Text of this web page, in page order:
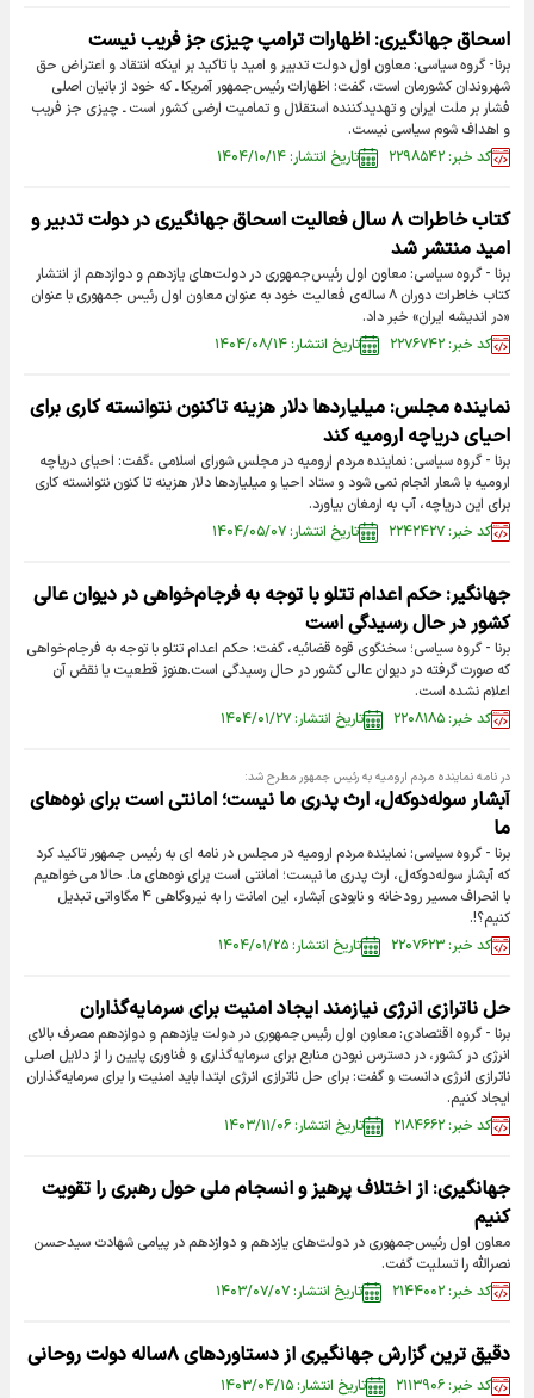
اسحاق جهانگیری: اظهارات ترامپ چیزی جز فریب نیست
برنا- گروه سیاسی: معاون اول دولت تدبیر و امید با تاکید بر اینکه انتقاد و اعتراض حق
شهروندان کشورمان است، گفت: اظهارات رئیس‌جمهور آمریکا ـ که خود از بانیان اصلی
فشار بر ملت ایران و تهدیدکننده استقلال و تمامیت ارضی کشور است ـ چیزی جز فریب
و اهداف شوم سیاسی نیست.
کد خبر: ۲۲۹۸۵۴۲
تاریخ انتشار: ۱۴۰۴/۱۰/۱۴
کتاب خاطرات ۸ سال فعالیت اسحاق جهانگیری در دولت تدبیر و
امید منتشر شد
برنا - گروه سیاسی: معاون اول رئیس‌جمهوری در دولت‌های یازدهم و دوازدهم از انتشار
کتاب خاطرات دوران ۸ ساله‌ی فعالیت خود به عنوان معاون اول رئیس جمهوری با عنوان
«در اندیشه ایران» خبر داد.
کد خبر: ۲۲۷۶۷۴۲
تاریخ انتشار: ۱۴۰۴/۰۸/۱۴
نماینده مجلس: میلیاردها دلار هزینه تاکنون نتوانسته کاری برای
احیای دریاچه ارومیه کند
برنا - گروه سیاسی: نماینده مردم ارومیه در مجلس شورای اسلامی ،گفت: احیای دریاچه
ارومیه با شعار انجام نمی شود و ستاد احیا و میلیاردها دلار هزینه تا کنون نتوانسته کاری
برای این دریاچه، آب به ارمغان بیاورد.
کد خبر: ۲۲۴۲۴۲۷
تاریخ انتشار: ۱۴۰۴/۰۵/۰۷
جهانگیر: حکم اعدام تتلو با توجه به فرجام‌خواهی در دیوان عالی
کشور در حال رسیدگی است
برنا - گروه سیاسی؛ سخنگوی قوه قضائیه، گفت: حکم اعدام تتلو با توجه به فرجام‌خواهی
که صورت گرفته در دیوان عالی کشور در حال رسیدگی است.هنوز قطعیت یا نقض آن
اعلام نشده است.
کد خبر: ۲۲۰۸۱۸۵
تاریخ انتشار: ۱۴۰۴/۰۱/۲۷
در نامه نماینده مردم ارومیه به رئیس جمهور مطرح شد:
آبشار سوله‌دوکه‌ل، ارث پدری ما نیست؛ امانتی است برای نوه‌های
ما
برنا - گروه سیاسی: نماینده مردم ارومیه در مجلس در نامه ای به رئیس جمهور تاکید کرد
که آبشار سوله‌دوکه‌ل، ارث پدری ما نیست؛ امانتی است برای نوه‌های ما. حالا می‌خواهیم
با انحراف مسیر رودخانه و نابودی آبشار، این امانت را به نیروگاهی ۴ مگاواتی تبدیل
کنیم؟!.
کد خبر: ۲۲۰۷۶۲۳
تاریخ انتشار: ۱۴۰۴/۰۱/۲۵
حل ناترازی انرژی نیازمند ایجاد امنیت برای سرمایه‌گذاران
برنا - گروه اقتصادی: معاون اول رئیس‌جمهوری در دولت یازدهم و دوازدهم مصرف بالای
انرژی در کشور، در دسترس نبودن منابع برای سرمایه‌گذاری و فناوری پایین را از دلایل اصلی
ناترازی انرژی دانست و گفت: برای حل ناترازی انرژی ابتدا باید امنیت را برای سرمایه‌گذاران
ایجاد کنیم.
کد خبر: ۲۱۸۴۶۶۲
تاریخ انتشار: ۱۴۰۳/۱۱/۰۶
جهانگیری: از اختلاف پرهیز و انسجام ملی حول رهبری را تقویت
کنیم
معاون اول رئیس‌جمهوری در دولت‌های یازدهم و دوازدهم در پیامی شهادت سیدحسن
نصرالله را تسلیت گفت.
کد خبر: ۲۱۴۴۰۰۲
تاریخ انتشار: ۱۴۰۳/۰۷/۰۷
دقیق ترین گزارش جهانگیری از دستاوردهای ۸ساله دولت روحانی
کد خبر: ۲۱۱۳۹۰۶ تاریخ انتشار: ۱۴۰۳/۰۴/۱۵